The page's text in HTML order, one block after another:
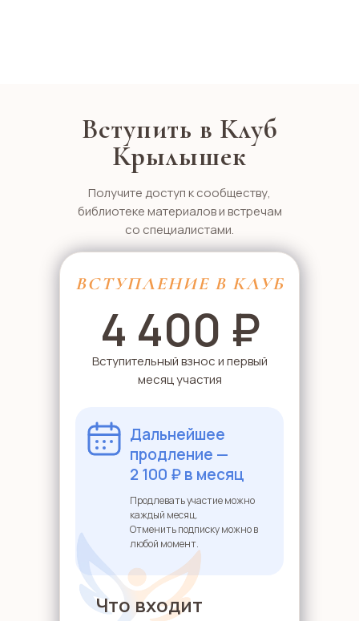
Вступить в Клуб
Крылышек
Получите доступ к сообществу,
библиотеке материалов и встречам
со специалистами.
ВСТУПЛЕНИЕ В КЛУБ
4 400 ₽
Вступительный взнос и первый
месяц участия
Дальнейшее
продление —
2 100 ₽ в месяц
Продлевать участие можно
каждый месяц.
Отменить подписку можно в
любой момент.
Что входит